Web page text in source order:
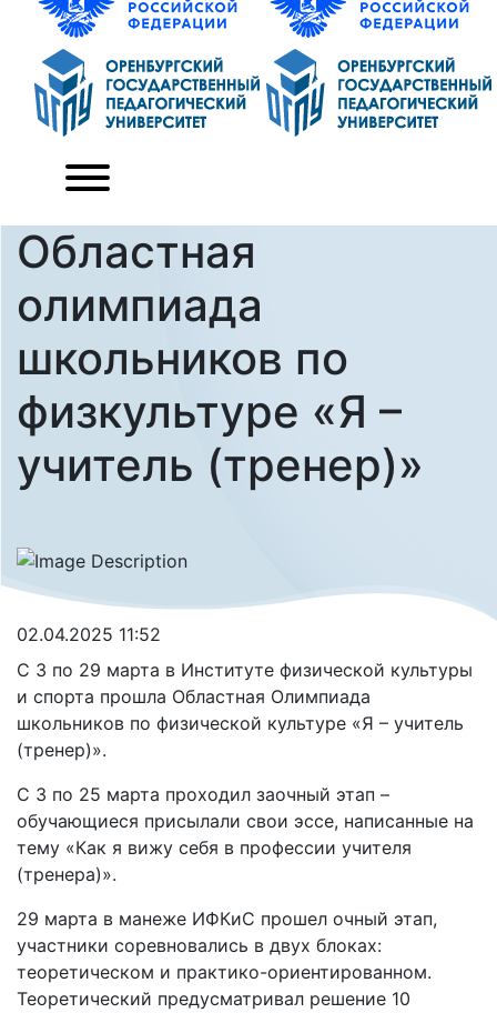
Областная
олимпиада
школьников по
физкультуре «Я –
учитель (тренер)»
02.04.2025 11:52
С 3 по 29 марта в Институте физической культуры
и спорта прошла Областная Олимпиада
школьников по физической культуре «Я – учитель
(тренер)».
С 3 по 25 марта проходил заочный этап –
обучающиеся присылали свои эссе, написанные на
тему «Как я вижу себя в профессии учителя
(тренера)».
29 марта в манеже ИФКиС прошел очный этап,
участники соревновались в двух блоках:
теоретическом и практико-ориентированном.
Теоретический предусматривал решение 10